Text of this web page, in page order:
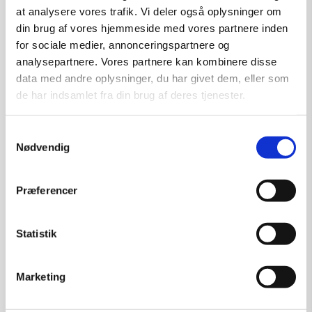
at analysere vores trafik. Vi deler også oplysninger om
din brug af vores hjemmeside med vores partnere inden
for sociale medier, annonceringspartnere og
analysepartnere. Vores partnere kan kombinere disse
data med andre oplysninger, du har givet dem, eller som
de har indsamlet fra din brug af deres tjenester.
Nødvendig
Præferencer
Statistik
MarketingSkulptur af Lone Osmann: